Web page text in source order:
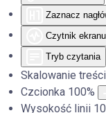
Zaznacz
Czytnik ekranu
Tryb czytania
Skalowanie treści
Czcionka 100%
Wysokość linii